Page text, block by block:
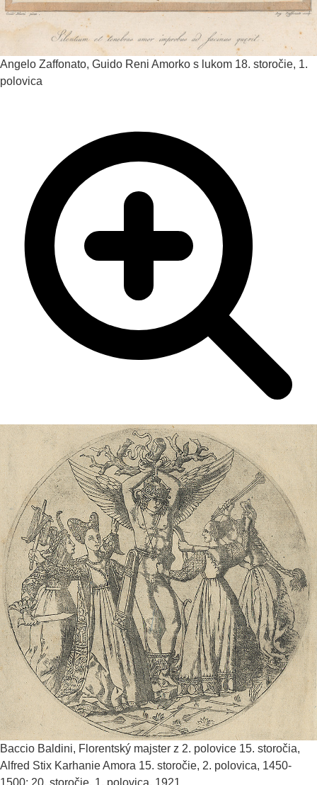
Angelo Zaffonato, Guido Reni Amorko s lukom 18. storočie, 1.
polovica
Baccio Baldini, Florentský majster z 2. polovice 15. storočia,
Alfred Stix Karhanie Amora 15. storočie, 2. polovica, 1450-